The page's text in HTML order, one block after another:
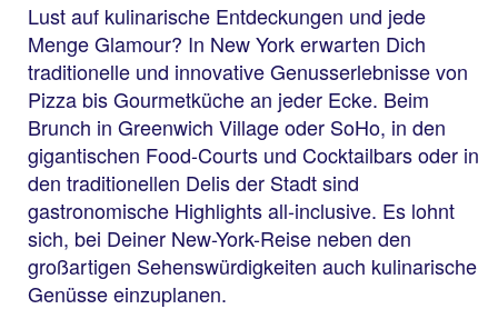
Lust auf kulinarische Entdeckungen und jede
Menge Glamour? In New York erwarten Dich
traditionelle und innovative Genusserlebnisse von
Pizza bis Gourmetküche an jeder Ecke. Beim
Brunch in Greenwich Village oder SoHo, in den
gigantischen Food-Courts und Cocktailbars oder in
den traditionellen Delis der Stadt sind
gastronomische Highlights all-inclusive. Es lohnt
sich, bei Deiner New-York-Reise neben den
großartigen Sehenswürdigkeiten auch kulinarische
Genüsse einzuplanen.